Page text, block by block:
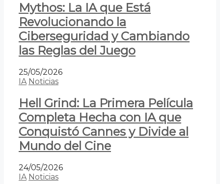
Mythos: La IA que Está
Revolucionando la
Ciberseguridad y Cambiando
las Reglas del Juego
25/05/2026
IA Noticias
Hell Grind: La Primera Película
Completa Hecha con IA que
Conquistó Cannes y Divide al
Mundo del Cine
24/05/2026
IA Noticias